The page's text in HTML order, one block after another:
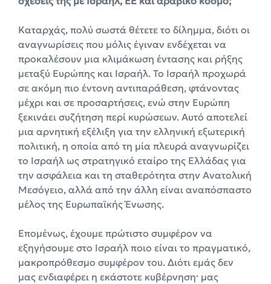
Καταρχάς, πολύ σωστά θέτετε το δίλημμα, διότι οι
αναγνωρίσεις που μόλις έγιναν ενδέχεται να
προκαλέσουν μια κλιμάκωση έντασης και ρήξης
μεταξύ Ευρώπης και Ισραήλ. Το Ισραήλ προχωρά
σε ακόμη πιο έντονη αντιπαράθεση, φτάνοντας
μέχρι και σε προσαρτήσεις, ενώ στην Ευρώπη
ξεκινάει συζήτηση περί κυρώσεων. Αυτό αποτελεί
μια αρνητική εξέλιξη για την ελληνική εξωτερική
πολιτική, η οποία από τη μία πλευρά αναγνωρίζει
το Ισραήλ ως στρατηγικό εταίρο της Ελλάδας για
την ασφάλεια και τη σταθερότητα στην Ανατολική
Μεσόγειο, αλλά από την άλλη είναι αναπόσπαστο
μέλος της Ευρωπαϊκής Ένωσης.
Επομένως, έχουμε πρώτιστο συμφέρον να
εξηγήσουμε στο Ισραήλ ποιο είναι το πραγματικό,
μακροπρόθεσμο συμφέρον του. Διότι εμάς δεν
μας ενδιαφέρει η εκάστοτε κυβέρνηση· μας